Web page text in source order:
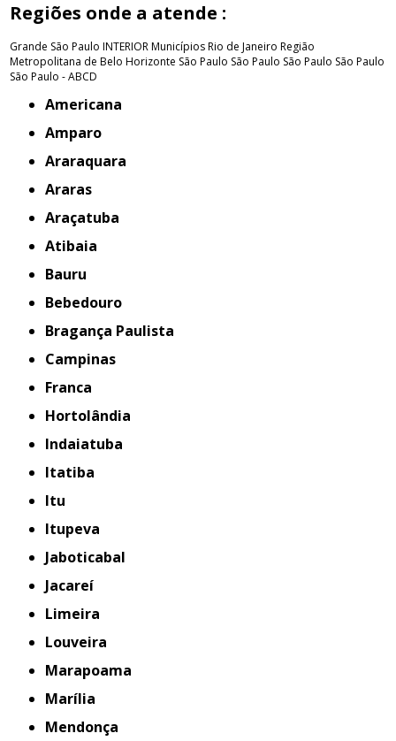
Regiões onde a atende :
Grande São Paulo INTERIORMunicípios Rio de Janeiro Região
Metropolitana de Belo Horizonte São Paulo São Paulo São Paulo São Paulo
São Paulo - ABCD
Americana
Amparo
Araraquara
Araras
Araçatuba
Atibaia
Bauru
Bebedouro
Bragança Paulista
Campinas
Franca
Hortolândia
Indaiatuba
Itatiba
Itu
Itupeva
Jaboticabal
Jacareí
Limeira
Louveira
Marapoama
Marília
Mendonça